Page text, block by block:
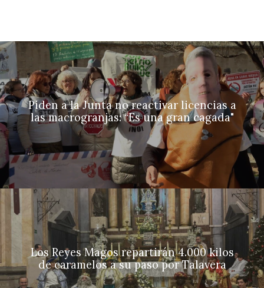
Piden a la Junta no reactivar licencias a
las macrogranjas: “Es una gran cagada"
Los Reyes Magos repartirán 4.000 kilos
de caramelos a su paso por Talavera